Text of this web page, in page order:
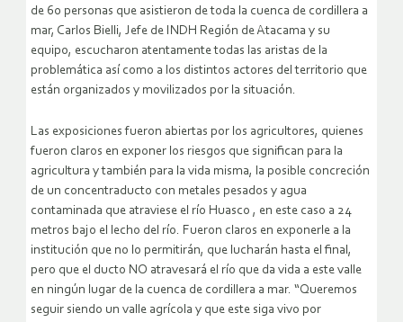
de 60 personas que asistieron de toda la cuenca de cordillera a
mar, Carlos Bielli, Jefe de INDH Región de Atacama y su
equipo, escucharon atentamente todas las aristas de la
problemática así como a los distintos actores del territorio que
están organizados y movilizados por la situación.
Las exposiciones fueron abiertas por los agricultores, quienes
fueron claros en exponer los riesgos que significan para la
agricultura y también para la vida misma, la posible concreción
de un concentraducto con metales pesados y agua
contaminada que atraviese el río Huasco , en este caso a 24
metros bajo el lecho del río. Fueron claros en exponerle a la
institución que no lo permitirán, que lucharán hasta el final,
pero que el ducto NO atravesará el río que da vida a este valle
en ningún lugar de la cuenca de cordillera a mar. “Queremos
seguir siendo un valle agrícola y que este siga vivo por